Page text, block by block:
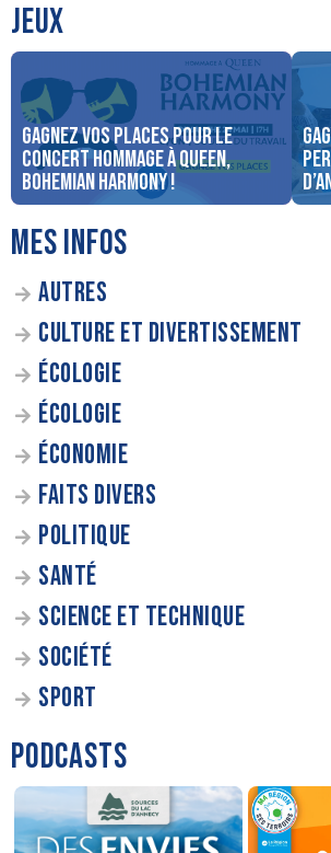
JEUX
Gagnez vos places pour le
concert Hommage à Queen,
Bohemian Harmony !
MES INFOS
AUTRES
CULTURE ET DIVERTISSEMENT
ÉCOLOGIE
ÉCOLOGIE
ÉCONOMIE
FAITS DIVERS
POLITIQUE
SANTÉ
SCIENCE ET TECHNIQUE
SOCIÉTÉ
SPORT
PODCASTS